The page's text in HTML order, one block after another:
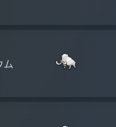
ム